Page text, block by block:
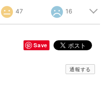
47 16
Save
通報する